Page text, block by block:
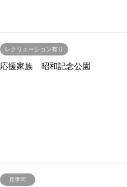
レクリエーション有り
応援家族 昭和記念公園
見学可